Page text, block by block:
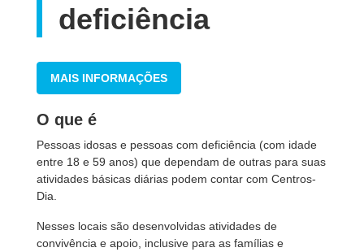
deficiência
MAIS INFORMAÇÕES
O que é
Pessoas idosas e pessoas com deficiência (com idade
entre 18 e 59 anos) que dependam de outras para suas
atividades básicas diárias podem contar com Centros-
Dia.
Nesses locais são desenvolvidas atividades de
convivência e apoio, inclusive para as famílias e